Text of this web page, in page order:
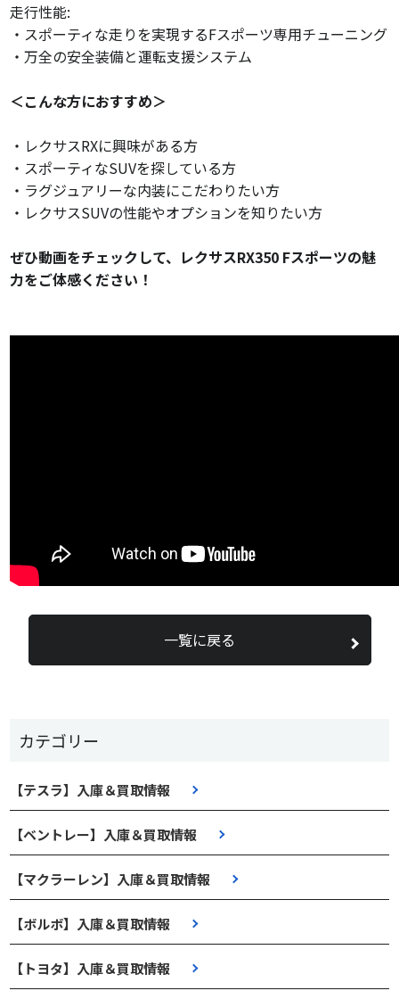
カテゴリー
【テスラ】入庫＆買取情報
【ベントレー】入庫＆買取情報
【マクラーレン】入庫＆買取情報
【ボルボ】入庫＆買取情報
【トヨタ】入庫＆買取情報
走行性能:
・スポーティな走りを実現するFスポーツ専用チューニング
・万全の安全装備と運転支援システム
＜こんな方におすすめ＞
・レクサスRXに興味がある方
・スポーティなSUVを探している方
・ラグジュアリーな内装にこだわりたい方
・レクサスSUVの性能やオプションを知りたい方
ぜひ動画をチェックして、レクサスRX350 Fスポーツの魅
力をご体感ください！
一覧に戻る